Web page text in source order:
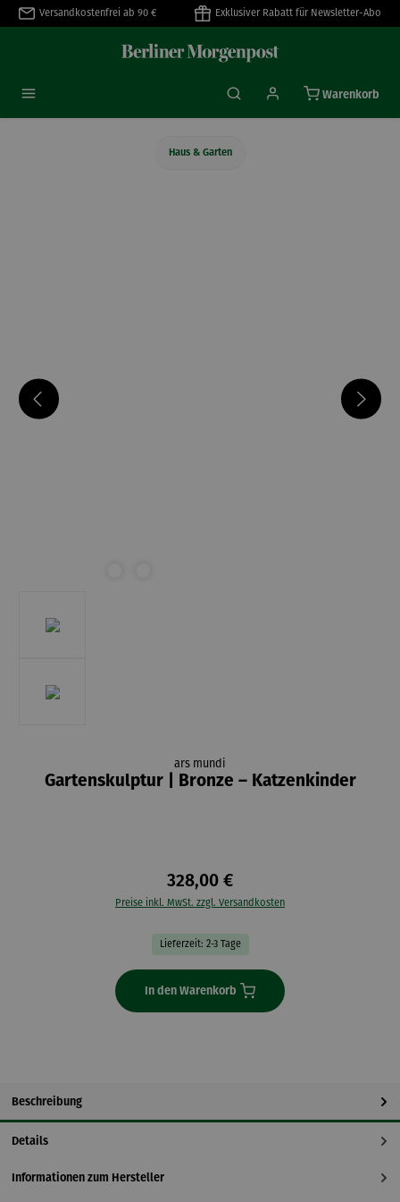
springen
Versandkostenfrei ab 90 € Exklusiver Rabatt für Newsletter-Abo
Warenkorb
Haus & Garten
ars mundi
Gartenskulptur | Bronze – Katzenkinder
328,00 €
Preise inkl. MwSt. zzgl. Versandkosten
Lieferzeit: 2-3 Tage
In den Warenkorb
Beschreibung
Details
Informationen zum Hersteller